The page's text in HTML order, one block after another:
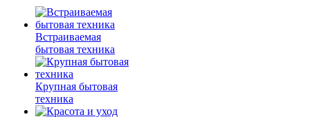
Встраиваемая
бытовая техника
Крупная бытовая
техника